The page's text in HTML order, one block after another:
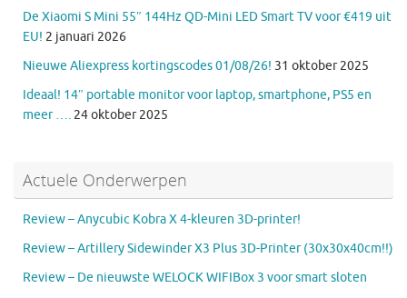
De Xiaomi S Mini 55″ 144Hz QD-Mini LED Smart TV voor €419 uit
EU! 2 januari 2026
Nieuwe Aliexpress kortingscodes 01/08/26! 31 oktober 2025
Ideaal! 14″ portable monitor voor laptop, smartphone, PS5 en
meer …. 24 oktober 2025
Actuele Onderwerpen
Review – Anycubic Kobra X 4-kleuren 3D-printer!
Review – Artillery Sidewinder X3 Plus 3D-Printer (30x30x40cm!!)
Review – De nieuwste WELOCK WIFIBox 3 voor smart sloten